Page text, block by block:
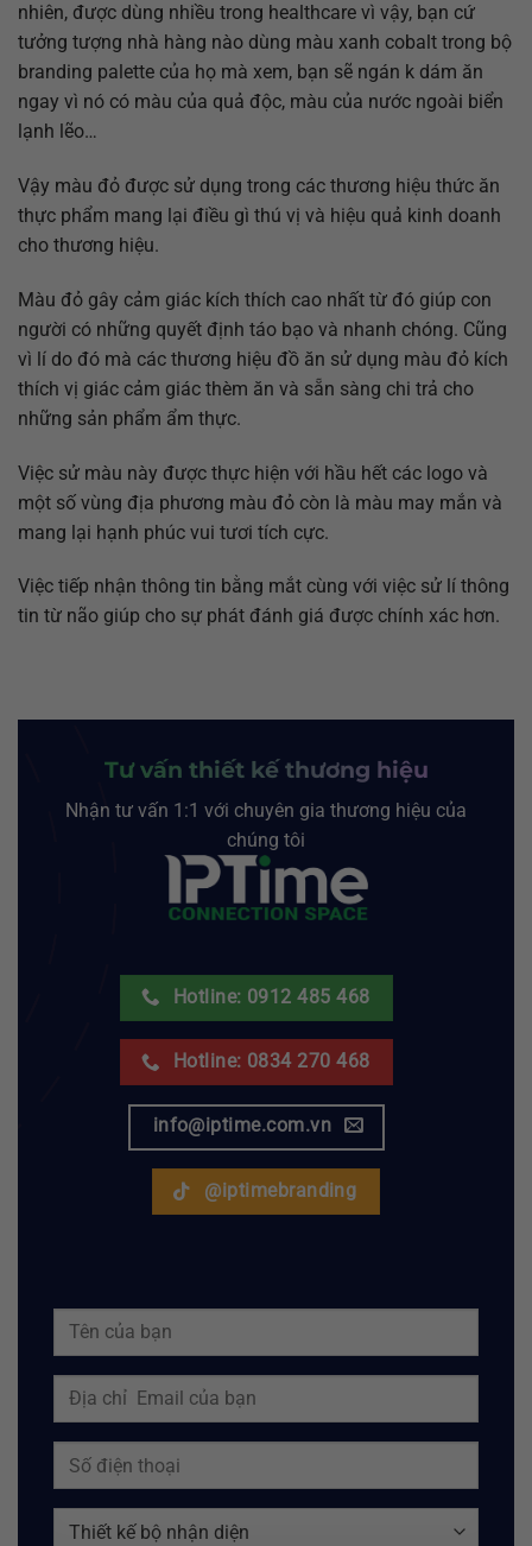
nhiên, được dùng nhiều trong healthcare vì vậy, bạn cứ
tưởng tượng nhà hàng nào dùng màu xanh cobalt trong bộ
branding palette của họ mà xem, bạn sẽ ngán k dám ăn
ngay vì nó có màu của quả độc, màu của nước ngoài biển
lạnh lẽo…
Vậy màu đỏ được sử dụng trong các thương hiệu thức ăn
thực phẩm mang lại điều gì thú vị và hiệu quả kinh doanh
cho thương hiệu.
Màu đỏ gây cảm giác kích thích cao nhất từ đó giúp con
người có những quyết định táo bạo và nhanh chóng. Cũng
vì lí do đó mà các thương hiệu đồ ăn sử dụng màu đỏ kích
thích vị giác cảm giác thèm ăn và sẵn sàng chi trả cho
những sản phẩm ẩm thực.
Việc sử màu này được thực hiện với hầu hết các logo và
một số vùng địa phương màu đỏ còn là màu may mắn và
mang lại hạnh phúc vui tươi tích cực.
Việc tiếp nhận thông tin bằng mắt cùng với việc sử lí thông
tin từ não giúp cho sự phát đánh giá được chính xác hơn.
Tư vấn thiết kế thương hiệu
Nhận tư vấn 1:1 với chuyên gia thương hiệu của
chúng tôi
Hotline: 0912 485 468
Hotline: 0834 270 468
info@iptime.com.vn
@iptimebranding